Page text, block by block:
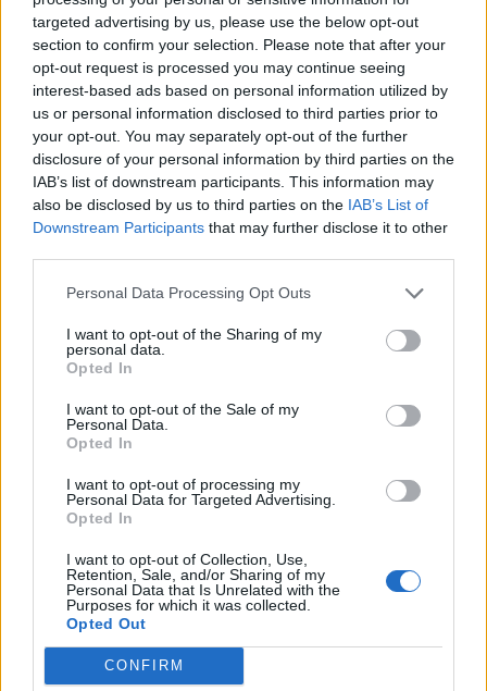
targeted advertising by us, please use the below opt-out
section to confirm your selection. Please note that after your
opt-out request is processed you may continue seeing
interest-based ads based on personal information utilized by
us or personal information disclosed to third parties prior to
your opt-out. You may separately opt-out of the further
disclosure of your personal information by third parties on the
IAB’s list of downstream participants. This information may
also be disclosed by us to third parties on the IAB’s List of
Downstream Participants that may further disclose it to other
Personal Data Processing Opt Outs
I want to opt-out of the Sharing of my
personal data.
Opted In
I want to opt-out of the Sale of my
Personal Data.
Opted In
I want to opt-out of processing my
Personal Data for Targeted Advertising.
Opted In
I want to opt-out of Collection, Use,
Retention, Sale, and/or Sharing of my
Personal Data that Is Unrelated with the
Purposes for which it was collected.
Opted Out
CONFIRM
Ο πρόεδρος της Νότιας Κορέας Γιουν Σουκ-γέολ, ο
οποίος ανέλαβε τα καθήκοντά του το 2022, έχει
υιοθετήσει σκληρή γραμμή κατά του καθεστώτος
της Πιονγκγιάνγκ, καλώντας για άμεσες και
σκληρές απαντήσεις στις στρατιωτικές ενέργειες της
Βόρειας Κορέας.
Πηγή: ΑΠΕ-ΜΠΕ
στο Google News
Newsroom